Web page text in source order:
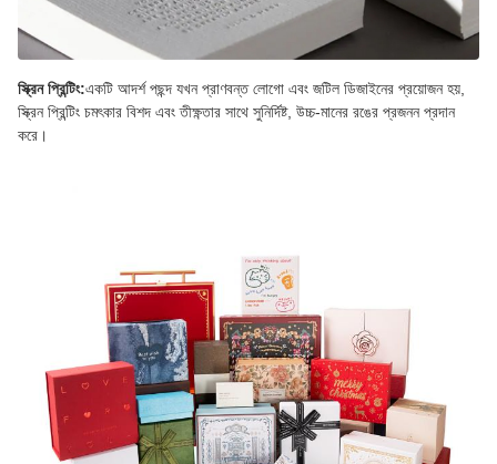
স্ক্রিন প্রিন্টিং:একটি আদর্শ পছন্দ যখন প্রাণবন্ত লোগো এবং জটিল ডিজাইনের প্রয়োজন হয়,
স্ক্রিন প্রিন্টিং চমৎকার বিশদ এবং তীক্ষ্ণতার সাথে সুনির্দিষ্ট, উচ্চ-মানের রঙের প্রজনন প্রদান
করে।